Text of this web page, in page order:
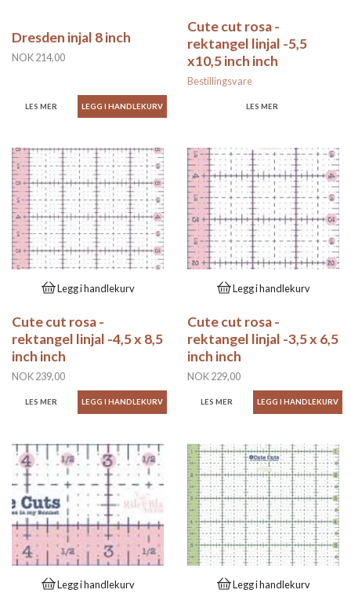
Dresden injal 8 inch
NOK 214,00
LES MER
Cute cut rosa -
rektangel linjal -5,5
x10,5 inch inch
Bestillingsvare
LES MER
Legg i handlekurv
Cute cut rosa -
rektangel linjal -4,5 x 8,5
inch inch
NOK 239,00
LES MER
Legg i handlekurv
Cute cut rosa -
rektangel linjal -3,5 x 6,5
inch inch
NOK 229,00
LES MER
Legg i handlekurv Legg i handlekurv